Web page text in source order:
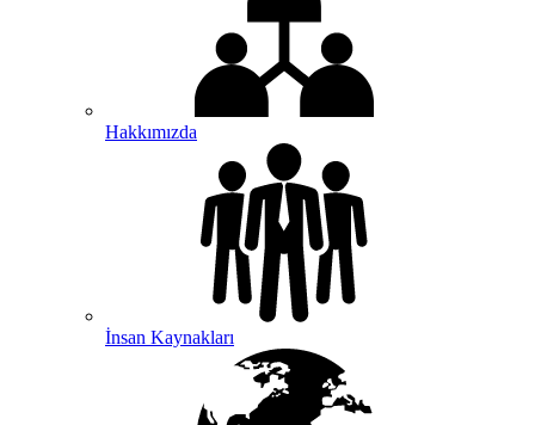
Hakkımızda
İnsan Kaynakları